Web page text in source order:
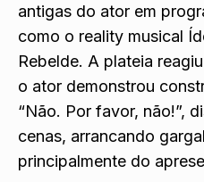
antigas do ator em
como o reality musical
Rebelde. A plateia
o ator demonstrou
“Não. Por favor, não!”,
cenas, arrancando
principalmente do